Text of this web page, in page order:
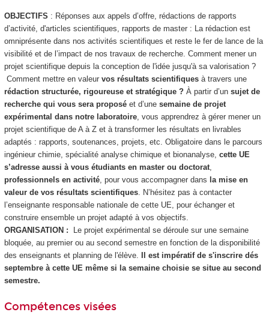
OBJECTIFS : Réponses aux appels d’offre, rédactions de rapports
d’activité, d'articles scientifiques, rapports de master : La rédaction est
omniprésente dans nos activités scientifiques et reste le fer de lance de la
visibilité et de l’impact de nos travaux de recherche. Comment mener un
projet scientifique depuis la conception de l'idée jusqu'à sa valorisation ?
Comment mettre en valeurvos résultats scientifiquesà travers une
rédaction structurée, rigoureuse et stratégique ? À partir d’un sujet de
recherche qui vous sera proposéet d’une semaine de projet
expérimental dans notre laboratoire, vous apprendrez à gérer mener un
projet scientifique de A à Z et à transformer les résultats en livrables
adaptés : rapports, soutenances, projets, etc. Obligatoire dans le parcours
ingénieur chimie, spécialité analyse chimique et bionanalyse, cette UE
s’adresse aussi à vous étudiants en master ou doctorat,
professionnels en activité, pour vous accompagner dans la mise en
valeur de vos résultats scientifiques. N’hésitez pas à contacter
l’enseignante responsable nationale de cette UE, pour échanger et
construire ensemble un projet adapté à vos objectifs.
ORGANISATION :
Le projet expérimental se déroule sur une semaine
bloquée, au premier ou au second semestre en fonction de la disponibilité
des enseignants et planning de l'élève.
Il est impératif de s'inscrire dés
septembre à cette UE même si la semaine choisie se situe au second
semestre.
Compétences visées